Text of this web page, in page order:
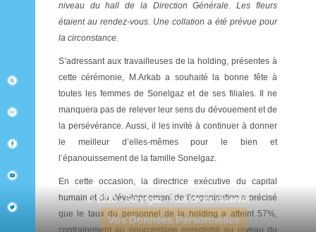
niveau du hall de la Direction Générale. Les fleurs
étaient au rendez-vous. Une collation a été prévue pour
la circonstance.
S’adressant aux travailleuses de la holding, présentes à
cette cérémonie, M.Arkab a souhaité la bonne fête à
toutes les femmes de Sonelgaz et de ses filiales. Il ne
manquera pas de relever leur sens du dévouement et de
la persévérance. Aussi, il les invité à continuer à donner
le meilleur d’elles-mêmes pour le bien et
l’épanouissement de la famille Sonelgaz.
En cette occasion, la directrice exécutive du capital
humain et du développement de l’organisation a précisé
que le taux du personnel de la holding a atteint 57%,
© 2020 - Sonelgaz. Tous droits réservés.
Vos Données Personnelles